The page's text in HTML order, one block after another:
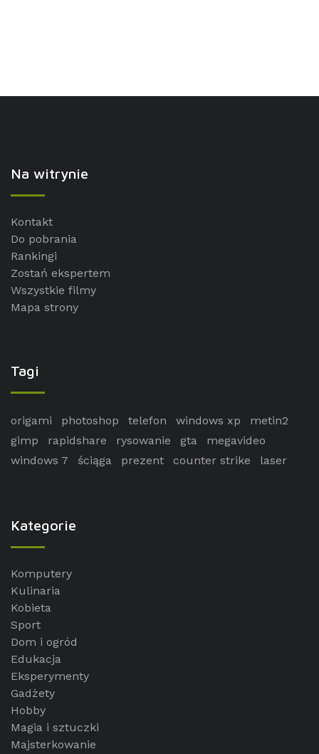
Na witrynie
Kontakt
Do pobrania
Rankingi
Zostań ekspertem
Wszystkie filmy
Mapa strony
Tagi
origami photoshop telefon windows xp
metin2
gimp
rapidshare rysowanie gta
megavideo
windows 7
ściąga prezent counter strike laser
Kategorie
Komputery
Kulinaria
Kobieta
Sport
Dom i ogród
Edukacja
Eksperymenty
Gadżety
Hobby
Magia i sztuczki
Majsterkowanie